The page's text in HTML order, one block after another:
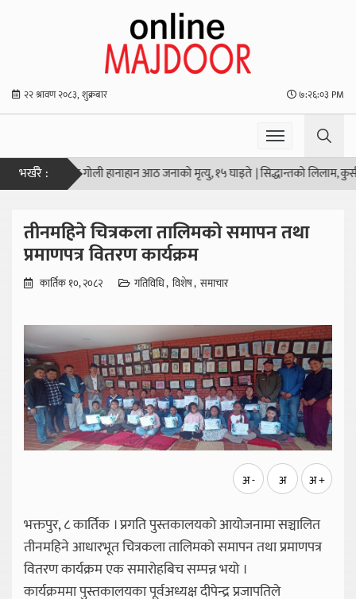
२२ श्रावण २०८३, शुक्रबार ७:२६:०३ PM
भर्खरै :
स्कूलमा गोली हानाहान आठ जनाको मृत्यु, १५ घाइते |सिद्धान्तको लिलाम, कुर्सीको
तीनमहिने चित्रकला तालिमको समापन तथा
प्रमाणपत्र वितरण कार्यक्रम
कार्तिक १०, २०८२ गतिविधि विशेष समाचार
अ - अ अ +
भक्तपुर, ८ कार्तिक । प्रगति पुस्तकालयको आयोजनामा सञ्चालित
तीनमहिने आधारभूत चित्रकला तालिमको समापन तथा प्रमाणपत्र
वितरण कार्यक्रम एक समारोहबिच सम्पन्न भयो ।
कार्यक्रममा पुस्तकालयका पूर्वअध्यक्ष दीपेन्द्र प्रजापतिले